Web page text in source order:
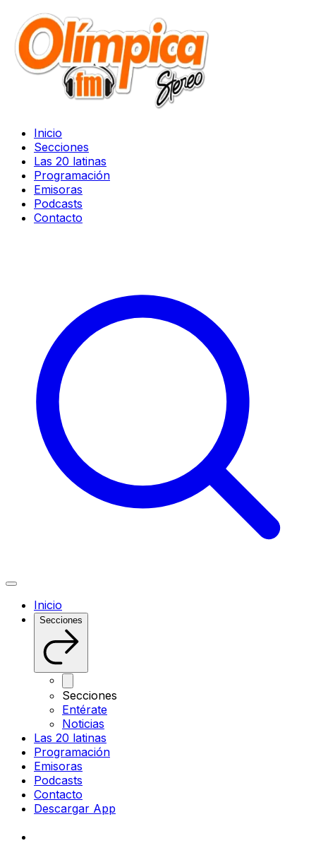
Inicio
Secciones
Las 20 latinas
Programación
Emisoras
Podcasts
Contacto
Inicio
Secciones
Secciones
Entérate
Noticias
Las 20 latinas
Programación
Emisoras
Podcasts
Contacto
Descargar App